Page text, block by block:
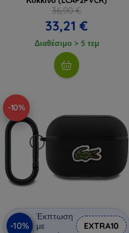
36,90 €
33,21 €
Διαθέσιμο > 5 τεμ
-10%
-10%
Έκπτωση
με
EXTRA10